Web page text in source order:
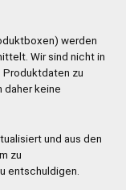
werden
Wir sind nicht in
Produktdaten zu
daher keine
und aus den
zu
entschuldigen.